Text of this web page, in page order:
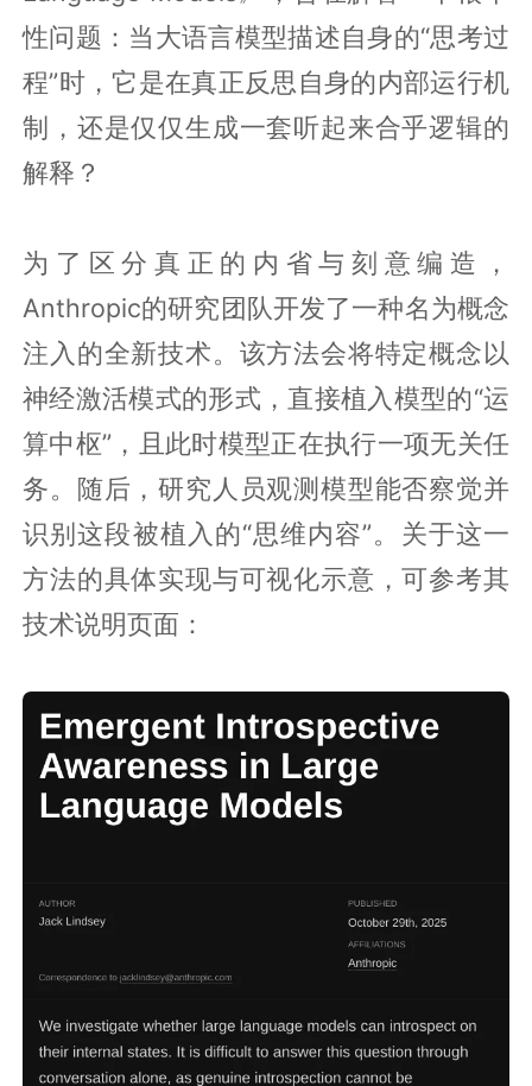
性问题：当大语言模型描述自身的“思考过
程”时，它是在真正反思自身的内部运行机
制，还是仅仅生成一套听起来合乎逻辑的
解释？
为了区分真正的内省与刻意编造，
Anthropic的研究团队开发了一种名为概念
注入的全新技术。该方法会将特定概念以
神经激活模式的形式，直接植入模型的“运
算中枢”，且此时模型正在执行一项无关任
务。随后，研究人员观测模型能否察觉并
识别这段被植入的“思维内容”。关于这一
方法的具体实现与可视化示意，可参考其
技术说明页面：